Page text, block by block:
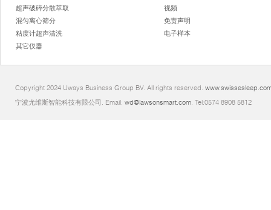
超声破碎分散萃取
混匀离心筛分
粘度计超声清洗
其它仪器
视频
免责声明
电子样本
Copyright 2024 Uways Business Group BV. All rights reserved.
宁波尤维斯智能科技有限公司. Email: wd@lawsonsmart.com. Tel:0574 8908 5812